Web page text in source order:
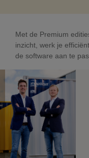
Met de Premium
inzicht, werk je
de software aan te